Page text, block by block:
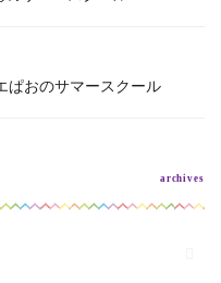
おのサマースクール